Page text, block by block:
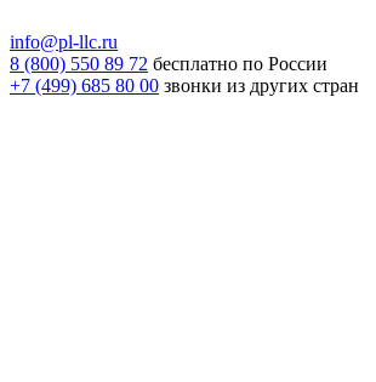
info@pl-llc.ru
8 (800) 550 89 72 бесплатно по России
+7 (499) 685 80 00 звонки из других стран